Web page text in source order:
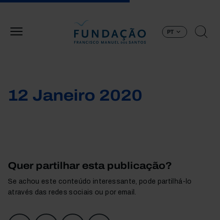
PT
12 Janeiro 2020
Quer partilhar esta publicação?
Se achou este conteúdo interessante, pode partilhá-lo
através das redes sociais ou por email.